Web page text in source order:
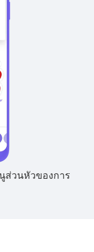
นูส่วนหัวของการ